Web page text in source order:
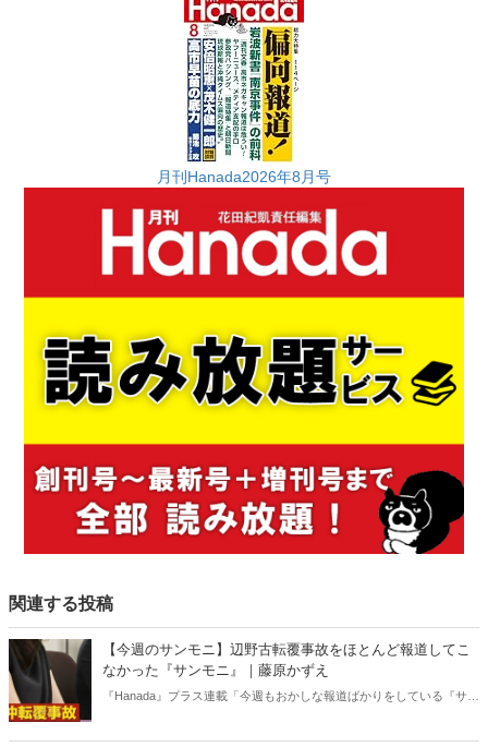
月刊Hanada2026年8月号
関連する投稿
【今週のサンモニ】辺野古転覆事故をほとんど報道してこ
なかった『サンモニ』｜藤原かずえ
『Hanada』プラス連載「今週もおかしな報道ばかりをしている『サン